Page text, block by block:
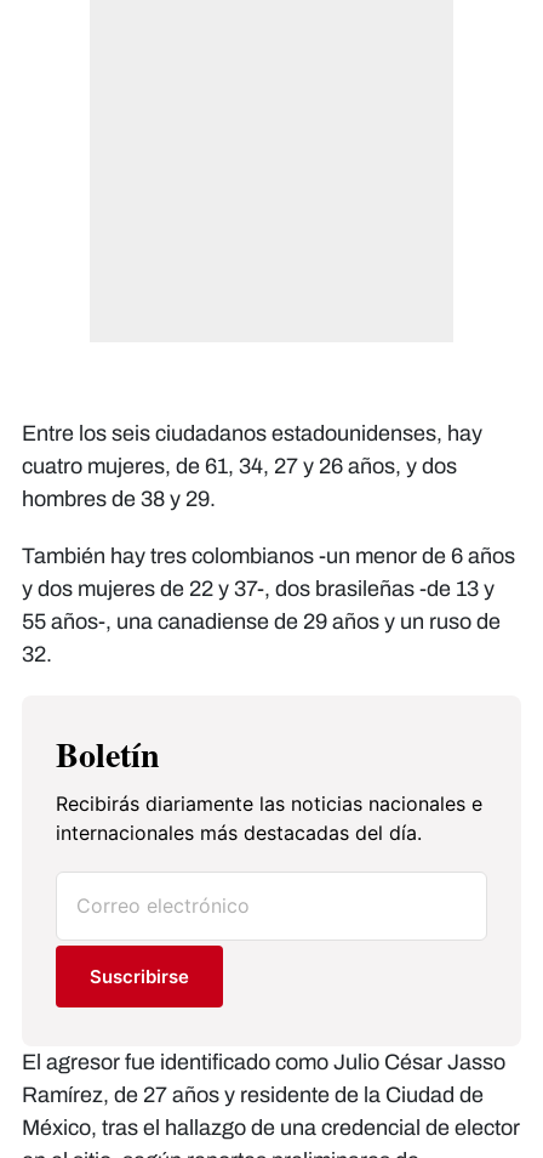
Entre los seis ciudadanos estadounidenses, hay
cuatro mujeres, de 61, 34, 27 y 26 años, y dos
hombres de 38 y 29.
También hay tres colombianos -un menor de 6 años
y dos mujeres de 22 y 37-, dos brasileñas -de 13 y
55 años-, una canadiense de 29 años y un ruso de
32.
Boletín
Recibirás diariamente las noticias nacionales e
internacionales más destacadas del día.
Suscribirse
El agresor fue identificado como Julio César Jasso
Ramírez, de 27 años y residente de la Ciudad de
México, tras el hallazgo de una credencial de elector